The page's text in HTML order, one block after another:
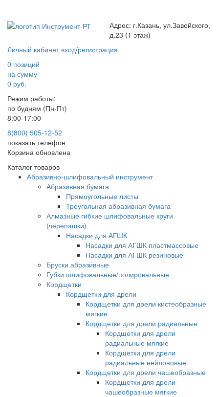
Адрес: г.Казань, ул.Завойского,
д.23 (1 этаж)
Личный кабинет вход/регистрация
0 позиций
на сумму
0 руб.
Режим работы:
по будням (Пн-Пт)
8:00-17:00
8(800) 505-12-52
показать телефон
Корзина обновлена
Каталог товаров
Абразивно-шлифовальный инструмент
Абразивная бумага
Прямоугольные листы
Треугольная абразивная бумага
Алмазные гибкие шлифовальные круги
(черепашки)
Насадки для АГШК
Насадки для АГШК пластмассовые
Насадки для АГШК резиновые
Бруски абразивные
Губки шлифовальные/полировальные
Кордщетки
Кордщетки для дрели
Кордщетки для дрели кистеобразные
мягкие
Кордщетки для дрели радиальные
Кордщетки для дрели
радиальные мягкие
Кордщетки для дрели
радиальные нейлоновые
Кордщетки для дрели чашеобразные
Кордщетки для дрели
чашеобразные мягкие